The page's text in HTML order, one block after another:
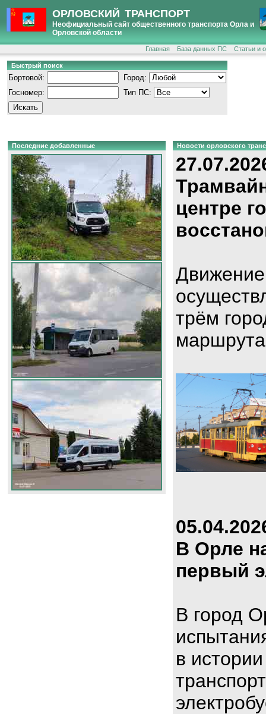
ОРЛОВСКИЙ ТРАНСПОРТ
Неофициальный сайт общественного транспорта Орла и
Орловской области
Главная База данных ПС Статьи и
Быстрый поиск
Бортовой:
Город:
Госномер:
Тип ПС:
Последние добавленные Новости орловского
центре
Движение
трём
В Орле
первый
В город
в